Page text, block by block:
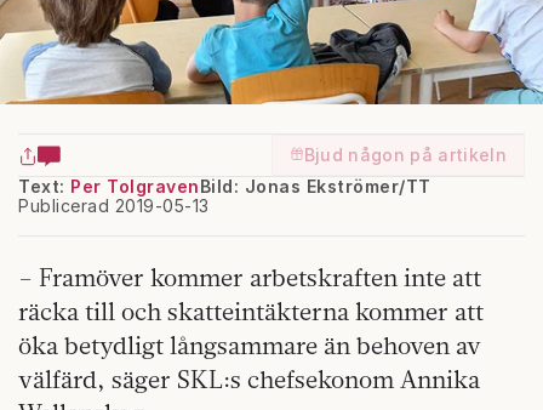
Bjud någon på artikeln
Text: Per Tolgraven
Publicerad 2019-05-13
Bild: Jonas Ekströmer/TT
– Framöver kommer arbetskraften inte att
räcka till och skatteintäkterna kommer att
öka betydligt långsammare än behoven av
välfärd, säger SKL:s chefsekonom Annika